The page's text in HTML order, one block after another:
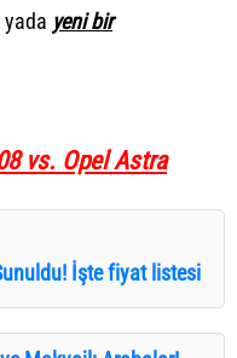
yada yeni bir
vs. Opel Astra
İşte fiyat listesi